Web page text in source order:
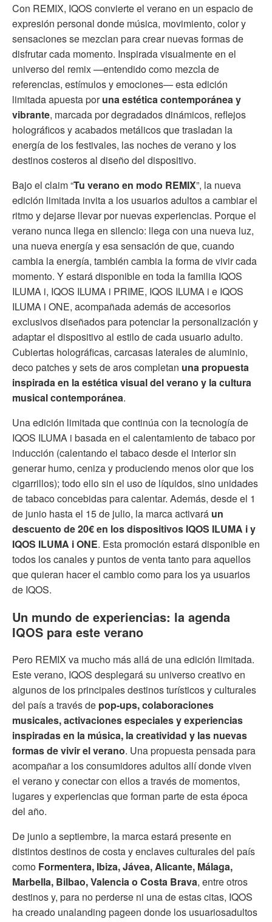
Con REMIX, IQOS convierte el verano en un espacio de
expresión personal donde música, movimiento, color y
sensaciones se mezclan para crear nuevas formas de
disfrutar cada momento. Inspirada visualmente en el
universo del remix —entendido como mezcla de
referencias, estímulos y emociones— esta edición
limitada apuesta poruna estética contemporánea y
vibrante, marcada por degradados dinámicos, reflejos
holográficos y acabados metálicos que trasladan la
energía de los festivales, las noches de verano y los
destinos costeros al diseño del dispositivo.
Bajo el claim “Tu verano en modo REMIX”, la nueva
edición limitada invita a los usuarios adultos a cambiar el
ritmo y dejarse llevar por nuevas experiencias. Porque el
verano nunca llega en silencio: llega con una nueva luz,
una nueva energía y esa sensación de que, cuando
cambia la energía, también cambia la forma de vivir cada
momento. Y estará disponible en toda la familia IQOS
ILUMA i, IQOS ILUMA i PRIME, IQOS ILUMA i e IQOS
ILUMA i ONE, acompañada además de accesorios
exclusivos diseñados para potenciar la personalización y
adaptar el dispositivo al estilo de cada usuario adulto.
Cubiertas holográficas, carcasas laterales de aluminio,
deco patches y sets de aros completan una propuesta
inspirada en la estética visual del verano y la cultura
musical contemporánea.
Una edición limitada que continúa con la tecnología de
IQOS ILUMA i basada en el calentamiento de tabaco por
inducción (calentando el tabaco desde el interior sin
generar humo, ceniza y produciendo menos olor que los
cigarrillos); todo ello sin el uso de líquidos, sino unidades
de tabaco concebidas para calentar. Además, desde el 1
de junio hasta el 15 de julio, la marca activará un
descuento de 20€ en los dispositivos IQOS ILUMA i y
IQOS ILUMA i ONE. Esta promoción estará disponible en
todos los canales y puntos de venta tanto para aquellos
que quieran hacer el cambio como para los ya usuarios
de IQOS.
Un mundo de experiencias: la agenda
IQOS para este verano
Pero REMIX va mucho más allá de una edición limitada.
Este verano, IQOS desplegará su universo creativo en
algunos de los principales destinos turísticos y culturales
del país a través de pop-ups, colaboraciones
musicales, activaciones especiales y experiencias
inspiradas en la música, la creatividad y las nuevas
formas de vivir el verano. Una propuesta pensada para
acompañar a los consumidores adultos allí donde viven
el verano y conectar con ellos a través de momentos,
lugares y experiencias que forman parte de esta época
del año.
De junio a septiembre, la marca estará presente en
distintos destinos de costa y enclaves culturales del país
como Formentera, Ibiza, Jávea, Alicante, Málaga,
Marbella, Bilbao, Valencia o Costa Brava, entre otros
destinos y, para no perderse ni una de estas citas, IQOS
ha creado unalanding pageen donde los usuariosadultos